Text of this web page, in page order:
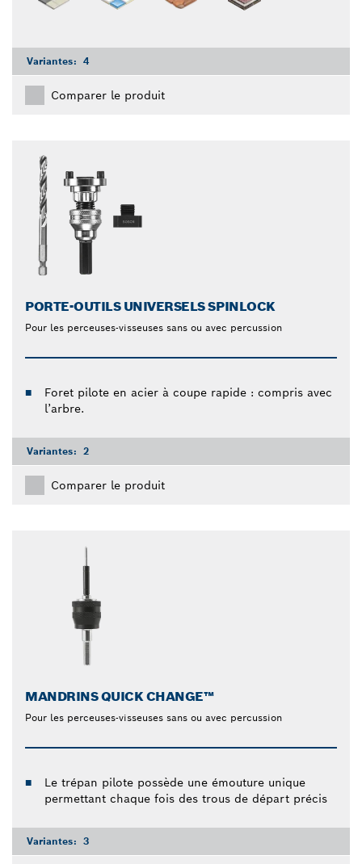
Variantes: 4
Comparer le produit
PORTE-OUTILS UNIVERSELS SPINLOCK
Pour les perceuses-visseuses sans ou avec percussion
Foret pilote en acier à coupe rapide : compris avec
l’arbre.
Variantes: 2
Comparer le produit
MANDRINS QUICK CHANGE™
Pour les perceuses-visseuses sans ou avec percussion
Le trépan pilote possède une émouture unique
permettant chaque fois des trous de départ précis
Variantes: 3